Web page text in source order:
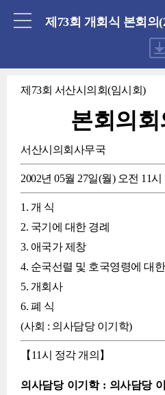
제73회 개회식 본회의
제73회 서산시의회(임시회)
본회의
서산시의회사무국
2002년 05월 27일(월) 오전 11
1. 개 식
2. 국기에 대한 경례
3. 애국가 제창
4. 순국선렬 및 호국영령에 대
5. 개회사
6. 폐 식
(사회 : 의사담당 이기학)
【11시 정각 개의】
의사담당 이기학 : 의사담당